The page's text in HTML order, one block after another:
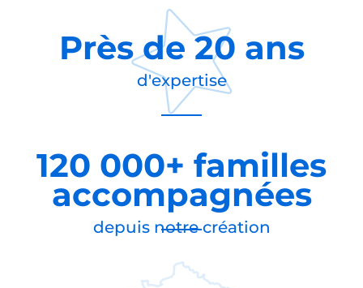
Près de20 ans
d'expertise
120 000+ familles
accompagnées
depuis notre création